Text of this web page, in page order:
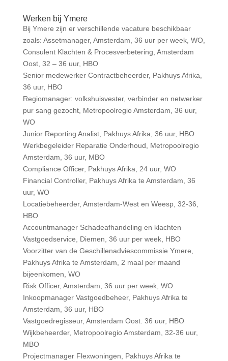
Werken bij Ymere
Bij Ymere zijn er verschillende vacature beschikbaar
zoals: Assetmanager, Amsterdam, 36 uur per week, WO,
Consulent Klachten & Procesverbetering, Amsterdam
Oost, 32 – 36 uur, HBO
Senior medewerker Contractbeheerder, Pakhuys Afrika,
36 uur, HBO
Regiomanager: volkshuisvester, verbinder en netwerker
pur sang gezocht, Metropoolregio Amsterdam, 36 uur,
WO
Junior Reporting Analist, Pakhuys Afrika, 36 uur, HBO
Werkbegeleider Reparatie Onderhoud, Metropoolregio
Amsterdam, 36 uur, MBO
Compliance Officer, Pakhuys Afrika, 24 uur, WO
Financial Controller, Pakhuys Afrika te Amsterdam, 36
uur, WO
Locatiebeheerder, Amsterdam-West en Weesp, 32-36,
HBO
Accountmanager Schadeafhandeling en klachten
Vastgoedservice, Diemen, 36 uur per week, HBO
Voorzitter van de Geschillenadviescommissie Ymere,
Pakhuys Afrika te Amsterdam, 2 maal per maand
bijeenkomen, WO
Risk Officer, Amsterdam, 36 uur per week, WO
Inkoopmanager Vastgoedbeheer, Pakhuys Afrika te
Amsterdam, 36 uur, HBO
Vastgoedregisseur, Amsterdam Oost. 36 uur, HBO
Wijkbeheerder, Metropoolregio Amsterdam, 32-36 uur,
MBO
Projectmanager Flexwoningen, Pakhuys Afrika te